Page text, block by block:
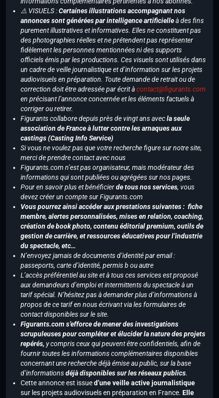
⚠️ VISUELS :Certaines illustrations accompagnant nos
annonces sont générées par intelligence artificielleà des fins
purement illustratives et informatives. Elles ne constituent pas
des photographies réelles et ne prétendent pas représenter
fidèlement les personnes mentionnées ni des supports
officiels émis par les productions. Ces visuels sont utilisés dans
un cadre de veille journalistique et d’information sur les projets
audiovisuels en préparation. Toute demande de retrait ou de
correction doit être adressée par écrit àcontact@figurants.com
en précisant l’annonce concernée et les éléments factuels à
corriger ou retirer.
Figurants collabore depuis près de vingt ans avecla seule
association de France à lutter contre les arnaques aux
castings (Casting Info Service)
Si vous ne voulez pas que votre recherche figure sur notre site,
merci de prendre contact avec nous
Figurants.com n’est pas organisateur, mais modérateur des
informations qui sont publiées ou agrégées sur nos pages.
Pour en savoir plus et bénéficierde tous nos services, vous
devez créer un compte sur Figurants.com
Vous pourrez ainsi accéder aux prestations suivantes : fiche
membre, alertes personnalisées, mises en relation, coaching,
création de book photo, contenu éditorial premium, outils de
gestion de carrière, et ressources éducatives pour l’industrie
du spectacle, etc…
N’envoyez jamais de documents d’identité par email :
passeports, carte d’identité, permis b ou autre
L’accès préférentiel au site et à tous ces services est proposé
aux demandeurs d’emploi et intermittents du spectacle à un
tarif spécial. N’hésitez pas à demander plus d’informations à
propos de ce tarif en nous écrivant via les formulaires de
contact disponibles sur le site.
Figurants.com s’efforce de mener des investigations
scrupuleuses pour compléter et élucider la nature des projets
repérés, y compris ceux qui peuvent être confidentiels, afin de
fournir toutes les informations complémentaires disponibles
concernant une recherche déjà émise au public, sur la base
d’informationsdéjà disponibles sur les réseaux publics.
Cette annonce est issued’une veille active journalistique
sur les projets audiovisuels en préparation en France. Elle